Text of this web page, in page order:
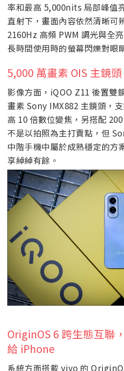
率和最高 5,000nits 局部峰值
直射下，畫面內容依然清晰可
2160Hz 高頻 PWM 調光與全
長時間使用時的螢幕閃爍對眼
5,000 萬畫素 OIS 主鏡
影像方面，iQOO Z11 後置雙
畫素 Sony IMX882 主鏡頭，
高 10 倍數位變焦，另搭配
不是以拍照為主打賣點，但
中階手機中屬於成熟穩定的方
享綽綽有餘。
OriginOS 6 跨生態互聯
給 iPhone
系統方面搭載 vivo 的